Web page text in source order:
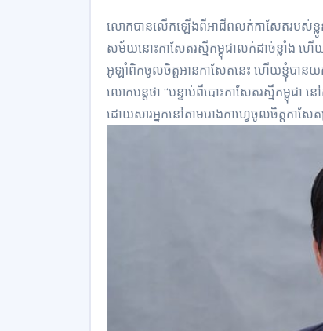
លោក​បានលើកឡើង​ពី​អាជីព​លក់​កាសែត​របស់​ខ្
សម័យ​នោះ​កាសែត​រស្មី​កម្ពុជា​លក់ដាច់​ខ្លាំង ហើ
អូឡាំពិក​ចូលចិត្ត​អាន​កាសែត​នេះ ហើយ​ខ្ញុំ​ប
លោក​បន្តថា “បន្ទាប់ពី​បោះ​កាសែត​រស្មី​កម្ពុជា
ដោយសារ​អ្នក​នៅតាម​រោង​កាហ្វេ​ចូលចិត្ត​កាសែត​